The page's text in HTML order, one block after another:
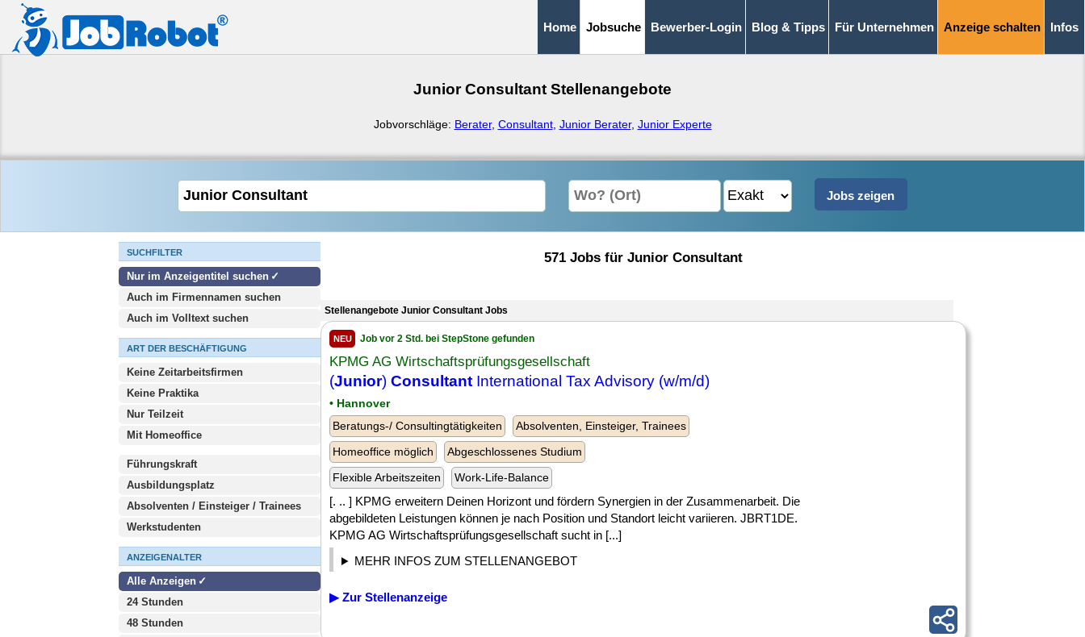
Home Jobsuche Bewerber-Login Blog & Tipps Für Unternehmen Anzeige schalten Infos
Junior Consultant Stellenangebote
Jobvorschläge: Berater, Consultant, Junior Berater, Junior Experte
SUCHFILTER
Nur im Anzeigentitel suchen
Auch im Firmennamen suchen
Auch im Volltext suchen
ART DER BESCHÄFTIGUNG
Keine Zeitarbeitsfirmen
Keine Praktika
Nur Teilzeit
Mit Homeoffice
Führungskraft
Ausbildungsplatz
Absolventen / Einsteiger / Trainees
Werkstudenten
ANZEIGENALTER
Alle Anzeigen
24 Stunden
48 Stunden
571 Jobs für Junior Consultant
Stellenangebote Junior Consultant Jobs
NEU Job vor 2 Std. bei StepStone gefunden
KPMG AG Wirtschaftsprüfungsgesellschaft
(Junior) Consultant International Tax Advisory (w/m/d)
• Hannover
Beratungs-/ Consultingtätigkeiten
Absolventen, Einsteiger, Trainees
Homeoffice möglich
Abgeschlossenes Studium
Flexible Arbeitszeiten
Work-Life-Balance
[. .. ] KPMG erweitern Deinen Horizont und fördern Synergien in der Zusammenarbeit. Die
abgebildeten Leistungen können je nach Position und Standort leicht variieren. JBRT1DE.
KPMG AG Wirtschaftsprüfungsgesellschaft sucht in [...]
MEHR INFOS ZUM STELLENANGEBOT
▶ Zur Stellenanzeige